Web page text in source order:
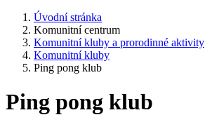
Úvodní stránka
Komunitní centrum
Komunitní kluby a prorodinné aktivity
Komunitní kluby
Ping pong klub
Ping pong klub